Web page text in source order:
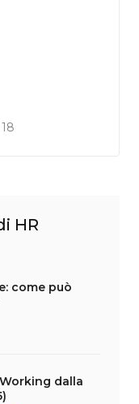
HR
come può
dalla